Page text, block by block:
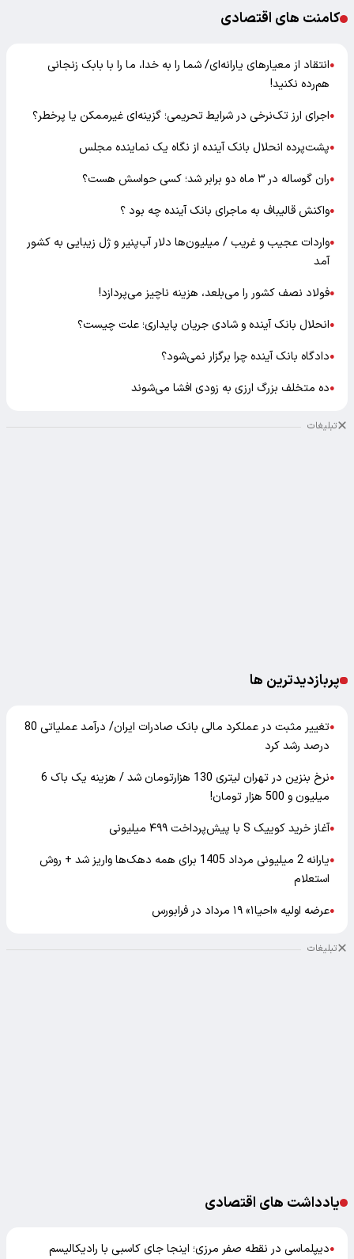
کامنت های اقتصادی
●انتقاد از معیارهای یارانه‌ای/ شما را به خدا، ما را با بابک زنجانی
هم‌رده نکنید!
●اجرای ارز تک‌نرخی در شرایط تحریمی؛ گزینه‌ای غیرممکن یا پرخطر؟
●پشت‌پرده انحلال بانک آینده از نگاه یک نماینده مجلس
●ران گوساله در ۳ ماه دو برابر شد؛ کسی حواسش هست؟
●واکنش قالیباف به ماجرای بانک آینده چه بود ؟
●واردات عجیب و غریب / میلیون‌ها دلار آب‌پنیر و ژل زیبایی به کشور
آمد
●فولاد نصف کشور را می‌بلعد، هزینه ناچیز می‌پردازد!
●انحلال بانک آینده و شادی جریان پایداری؛ علت چیست؟
●دادگاه بانک آینده چرا برگزار نمی‌شود؟
●ده متخلف بزرگ ارزی به زودی افشا می‌شوند
تبلیغات
پربازدیدترین ها
●
تغییر مثبت در عملکرد مالی بانک صادرات ایران/ درآمد عملیاتی 80
درصد رشد کرد
●
نرخ بنزین در تهران لیتری 130 هزارتومان شد / هزینه یک باک 6
میلیون و 500 هزار تومان!
●آغاز خرید کوییک S با پیش‌پرداخت ۴۹۹ میلیونی
●
یارانه 2 میلیونی مرداد 1405 برای همه دهک‌ها واریز شد + روش
استعلام
●عرضه اولیه «احیا۱» ۱۹ مرداد در فرابورس
تبلیغات
یادداشت های اقتصادی
●دیپلماسی در نقطه صفر مرزی؛ اینجا جای کاسبی با رادیکالیسم